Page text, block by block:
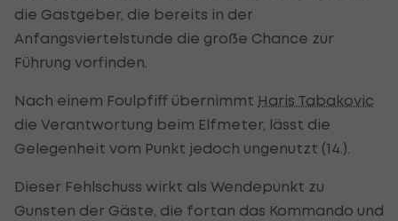
die Gastgeber, die bereits in der
Anfangsviertelstunde die große Chance zur
Führung vorfinden.
Nach einem Foulpfiff übernimmt Haris Tabakovic
die Verantwortung beim Elfmeter, lässt die
Gelegenheit vom Punkt jedoch ungenutzt (14.).
Dieser Fehlschuss wirkt als Wendepunkt zu
Gunsten der Gäste, die fortan das Kommando und